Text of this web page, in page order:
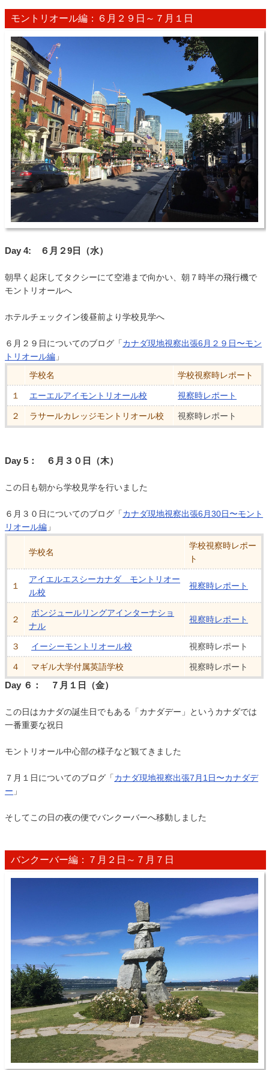
モントリオール編：６月２９日～７月１日
Day 4: ６月２9日（水）
朝早く起床してタクシーにて空港まで向かい、朝７時半の飛行機で
モントリオールへ
ホテルチェックイン後昼前より学校見学へ
６月２９日についてのブログ「カナダ現地視察出張6月２９日〜モン
トリオール編 」
学校名
学校視察時レポート
１ エーエルアイモントリオール校 視察時レポート
２ ラサールカレッジモントリオール校 視察時レポート
Day 5： ６月３０日（木）
この日も朝から学校見学を行いました
６月３０日についてのブログ「カナダ現地視察出張6月30日〜モント
リオール編 」
学校名
学校視察時レポー
ト
１
アイエルエスシーカナダ モントリオー
ル校
視察時レポート
２
ボンジュールリングアインターナショ
ナル
視察時レポート
３ イーシーモントリオール校 視察時レポート
４ マギル大学付属英語学校 視察時レポート
Day ６： ７月１日（金）
この日はカナダの誕生日でもある「カナダデー」というカナダでは
一番重要な祝日
モントリオール中心部の様子など観てきました
７月１日についてのブログ「カナダ現地視察出張7月1日〜カナダデ
ー 」
そしてこの日の夜の便でバンクーバーへ移動しました
バンクーバー編：７月２日～７月７日